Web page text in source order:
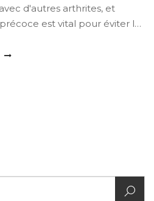
d'autres arthrites, et
est vital pour éviter les